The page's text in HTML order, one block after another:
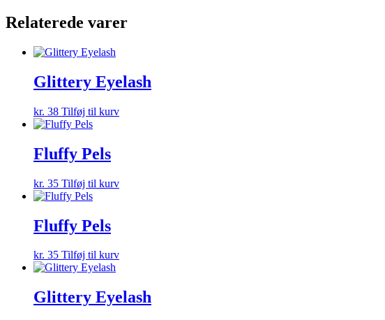
Relaterede varer
Glittery Eyelash
kr. 38 Tilføj til kurv
Fluffy Pels
kr. 35 Tilføj til kurv
Fluffy Pels
kr. 35 Tilføj til kurv
Glittery Eyelash